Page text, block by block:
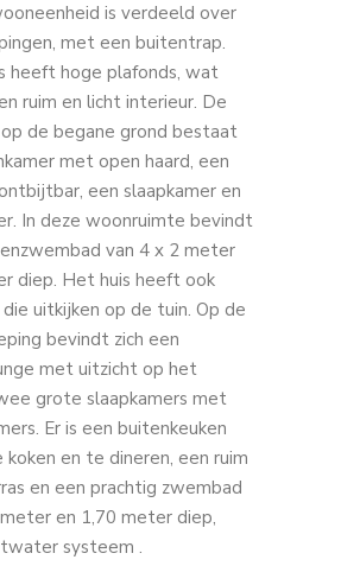
is verdeeld over
met een buitentrap.
heeft hoge plafonds, wat
ruim en licht interieur. De
de begane grond bestaat
met open haard, een
een slaapkamer en
In deze woonruimte bevindt
van 4 x 2 meter
diep. Het huis heeft ook
uitkijken op de tuin. Op de
bevindt zich een
met uitzicht op het
grote slaapkamers met
Er is een buitenkeuken
en te dineren, een ruim
en een prachtig zwembad
en 1,70 meter diep,
systeem .